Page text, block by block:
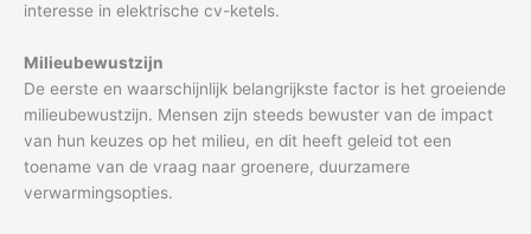
interesse in elektrische cv-ketels.
Milieubewustzijn
De eerste en waarschijnlijk belangrijkste factor is het groeiende
milieubewustzijn. Mensen zijn steeds bewuster van de impact
van hun keuzes op het milieu, en dit heeft geleid tot een
toename van de vraag naar groenere, duurzamere
verwarmingsopties.